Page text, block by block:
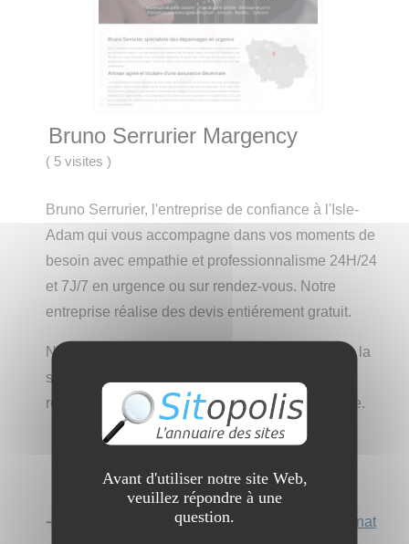
Bruno Serrurier Margency
( 5 visites)
Bruno Serrurier, l'entreprise de confiance à l'Isle-
Adam qui vous accompagne dans vos moments de
besoin avec empathie et professionnalisme 24H/24
et 7J/7 en urgence ou sur rendez-vous. Notre
entreprise réalise des devis entiérement gratuit.
Nous sommes spécialiste dans le dommaine de la
serruerie générale, les ouvertures de porte, les
réparation de serrure et remplacement de serrure.
➔ Catégorie : Commerce et économie Artisanat
Avant d'utiliser notre site Web,
veuillez répondre à une
question.